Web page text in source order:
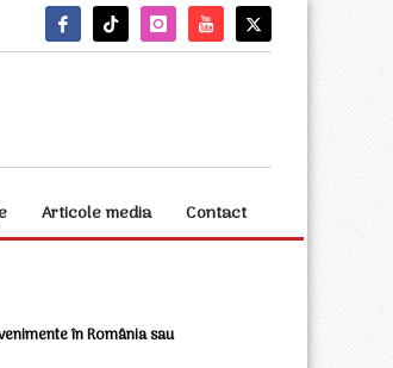
Articole media Contact
în România sau